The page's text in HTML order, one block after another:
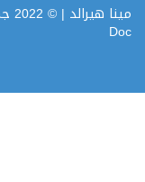
مينا هيرالد| © 2022 جميع الحقوق محفوظة. Powered by
Doc